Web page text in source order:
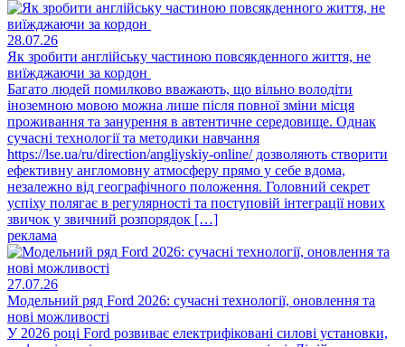
28.07.26
Як зробити англійську частиною повсякденного життя, не
виїжджаючи за кордон
Багато людей помилково вважають, що вільно володіти
іноземною мовою можна лише після повної зміни місця
проживання та занурення в автентичне середовище. Однак
сучасні технології та методики навчання
https://lse.ua/ru/direction/angliyskiy-online/ дозволяють створити
ефективну англомовну атмосферу прямо у себе вдома,
незалежно від географічного положення. Головний секрет
успіху полягає в регулярності та поступовій інтеграції нових
звичок у звичний розпорядок […]
реклама
27.07.26
Модельний ряд Ford 2026: сучасні технології, оновлення та
нові можливості
У 2026 році Ford розвиває електрифіковані силові установки,